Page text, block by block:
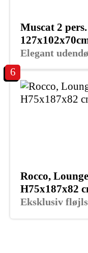
Elegant
Muscat 2
6
Eksklusiv
Rocco,
H75x187x82